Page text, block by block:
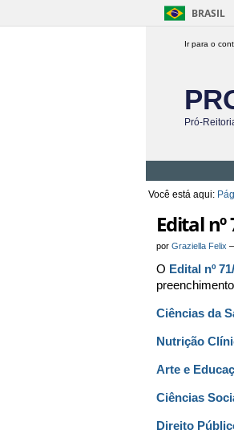
BRASIL
Ir para o
Pró-
Você está aqui:
Edital
por Graziella Felix
O Edital nº
Ciências da
Nutrição
Arte e
Ciências
Direito